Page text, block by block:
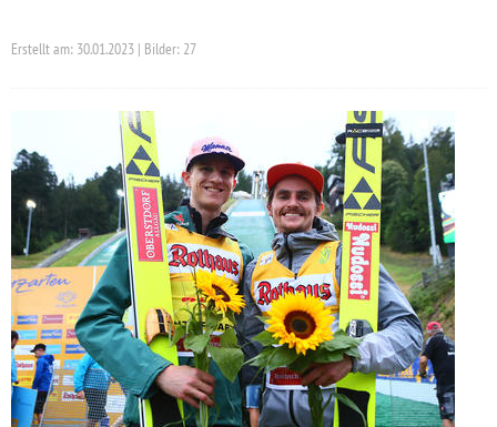
Erstellt am: 30.01.2023 | Bilder: 27